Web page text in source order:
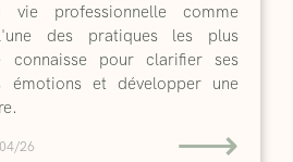
vie professionnelle comme
des pratiques les plus
connaisse pour clarifier ses
émotions et développer une
26 ⟶